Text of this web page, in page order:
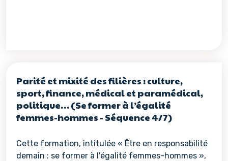
Parité et mixité des filières : culture,
sport, finance, médical et paramédical,
politique… (Se former à l’égalité
femmes-hommes - Séquence 4/7)
Cette formation, intitulée « Être en responsabilité
demain : se former à l'égalité femmes-hommes »,